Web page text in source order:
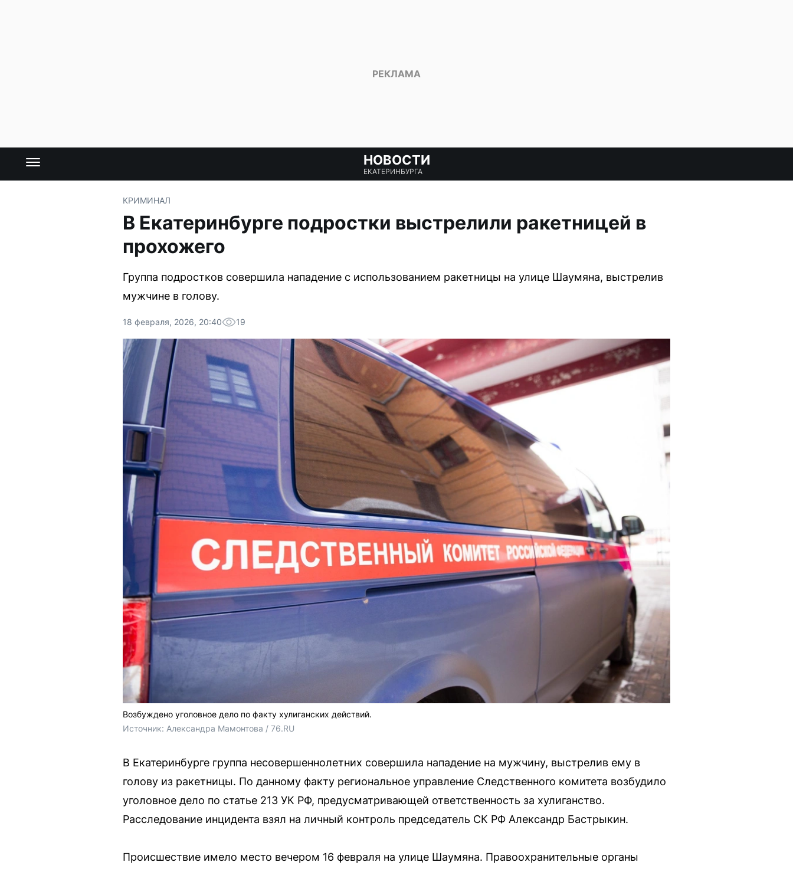
НОВОСТИ
ЕКАТЕРИНБУРГА
КРИМИНАЛ
В Екатеринбурге подростки выстрелили ракетницей в
прохожего
Группа подростков совершила нападение с использованием ракетницы на улице Шаумяна, выстрелив
мужчине в голову.
18 февраля, 2026, 20:40 19
Возбуждено уголовное дело по факту хулиганских действий.
Источник: Александра Мамонтова / 76.RU
В Екатеринбурге группа несовершеннолетних совершила нападение на мужчину, выстрелив ему в
голову из ракетницы. По данному факту региональное управление Следственного комитета возбудило
уголовное дело по статье 213 УК РФ, предусматривающей ответственность за хулиганство.
Расследование инцидента взял на личный контроль председатель СК РФ Александр Бастрыкин.
Происшествие имело место вечером 16 февраля на улице Шаумяна. Правоохранительные органы